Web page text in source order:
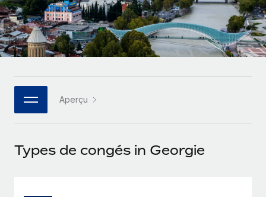
INFRASTRUCTURE
Intégration Remote
Plateforme
Des fonctions RH clés intégrées pour votre équipe
Connecter Nouveau
notre MCP
Start-ups
Des solutions agiles et internationales pour les RH et la
paie des entreprises en pleine croissance
Développez vos équipes avec des solutions RH sur
APPRENDRE AVEC REMOTE
Recherche et guides
Études de cas
Glossaire RH
Descriptions de postes
Deutsch
Español
Português (Portugal)
日本語
한국어
Aperçu
Types de congés in Georgie